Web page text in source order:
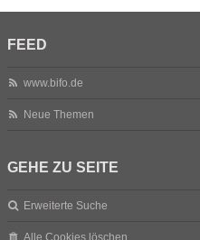
FEED
www.bifo.de
Neue Themen
GEHE ZU SEITE
Erweiterte Suche
Alle Cookies löschen